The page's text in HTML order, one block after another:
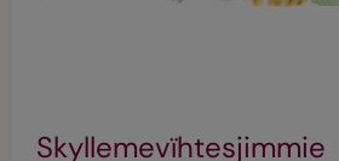
Skyllemevïhtesjimmie